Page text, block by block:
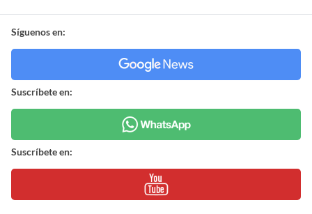
Síguenos en:
Suscríbete en:
Suscríbete en: